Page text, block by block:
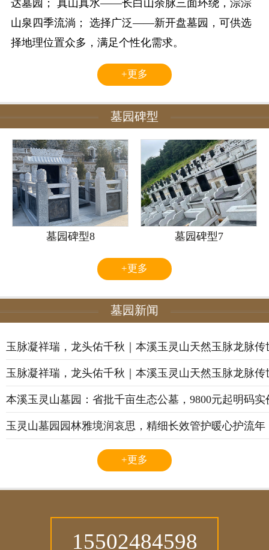
达墓园； 真山真水——长白山余脉三面环绕，淙淙
山泉四季流淌； 选择广泛——新开盘墓园，可供选
择地理位置众多，满足个性化需求。
+更多
墓园碑型
墓园碑型8 墓园碑型7
+更多
墓园新闻
玉脉凝祥瑞，龙头佑千秋｜本溪玉灵山天然玉脉龙脉传
玉脉凝祥瑞，龙头佑千秋｜本溪玉灵山天然玉脉龙脉传
本溪玉灵山墓园：省批千亩生态公墓，9800元起明码
玉灵山墓园园林雅境润哀思，精细长效管护暖心护流年
+更多
15502484598